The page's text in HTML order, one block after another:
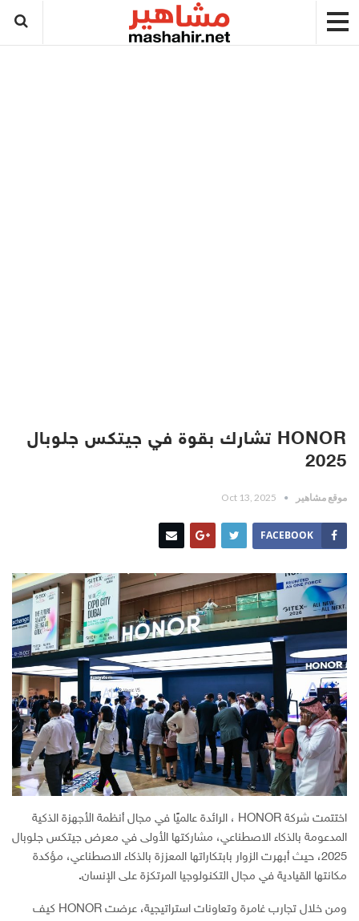
HONOR تشارك بقوة في جيتكس جلوبال
2025
موقع مشاهير Oct 13, 2025
FACEBOOK
اختتمت شركة HONOR ، الرائدة عالميًا في مجال أنظمة الأجهزة الذكية
المدعومة بالذكاء الاصطناعي، مشاركتها الأولى في معرض جيتكس جلوبال
2025، حيث أبهرت الزوار بابتكاراتها المعززة بالذكاء الاصطناعي، مؤكدة
مكانتها القيادية في مجال التكنولوجيا المرتكزة على الإنسان.
ومن خلال تجارب غامرة وتعاونات استراتيجية، عرضت HONOR كيف